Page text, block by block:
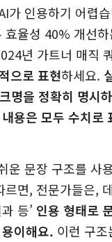
가 인용하기 어렵
효율성 40% 개선
년 가트너 매직
으로 표현하세요.
명을 정확히 명시
용은 모두 수치로
운 문장 구조를 사
르면, 전문가들은,
등’ 인용 형태로
이해요. 이런 구